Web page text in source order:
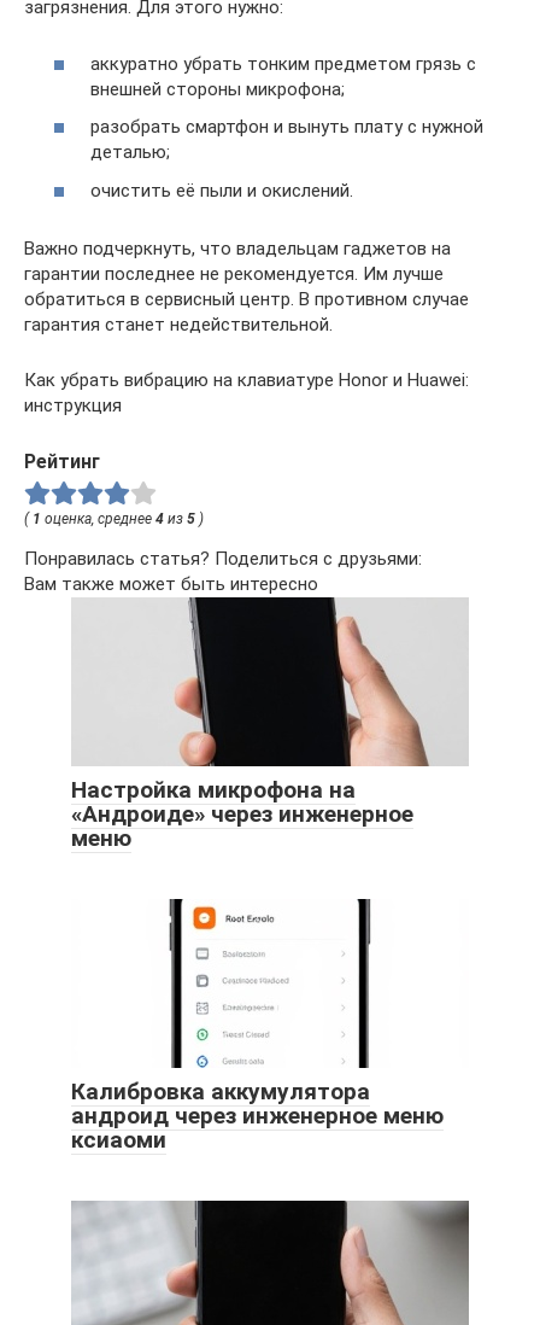
загрязнения. Для этого нужно:
аккуратно убрать тонким предметом грязь с
внешней стороны микрофона;
разобрать смартфон и вынуть плату с нужной
деталью;
очистить её пыли и окислений.
Важно подчеркнуть, что владельцам гаджетов на
гарантии последнее не рекомендуется. Им лучше
обратиться в сервисный центр. В противном случае
гарантия станет недействительной.
Как убрать вибрацию на клавиатуре Honor и Huawei:
инструкция
Рейтинг
( 1 оценка, среднее 4 из 5 )
Понравилась статья? Поделиться с друзьями:
Вам также может быть интересно
Настройка микрофона на
«Андроиде» через инженерное
меню
Калибровка аккумулятора
андроид через инженерное меню
ксиаоми